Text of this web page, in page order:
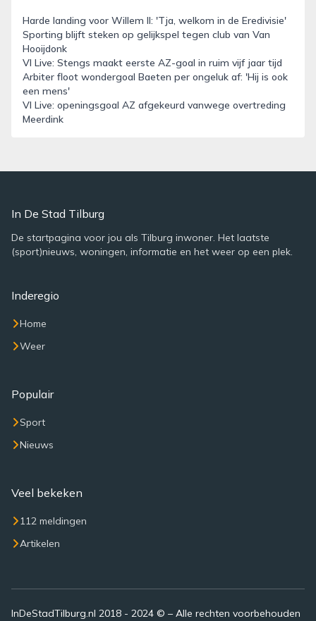
Harde landing voor Willem II: 'Tja, welkom in de Eredivisie'
Sporting blijft steken op gelijkspel tegen club van Van
Hooijdonk
VI Live: Stengs maakt eerste AZ-goal in ruim vijf jaar tijd
Arbiter floot wondergoal Baeten per ongeluk af: 'Hij is ook
een mens'
VI Live: openingsgoal AZ afgekeurd vanwege overtreding
Meerdink
In De Stad Tilburg
De startpagina voor jou als Tilburg inwoner. Het laatste
(sport)nieuws, woningen, informatie en het weer op een plek.
Inderegio
Home
Weer
Populair
Sport
Nieuws
Veel bekeken
112 meldingen
Artikelen
InDeStadTilburg.nl 2018 - 2024 © – Alle rechten voorbehouden